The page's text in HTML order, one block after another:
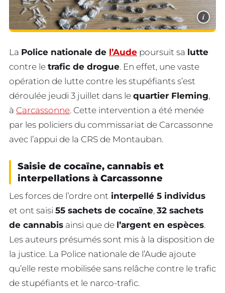
i
La Police nationale de l’Aude poursuit sa lutte
contre le trafic de drogue. En effet, une vaste
opération de lutte contre les stupéfiants s’est
déroulée jeudi 3 juillet dans le quartier Fleming,
à Carcassonne. Cette intervention a été menée
par les policiers du commissariat de Carcassonne
avec l’appui de la CRS de Montauban.
Saisie de cocaïne, cannabis et
interpellations à Carcassonne
Les forces de l’ordre ont interpellé 5 individus
et ont saisi 55 sachets de cocaïne, 32 sachets
de cannabis ainsi que de l’argent en espèces.
Les auteurs présumés sont mis à la disposition de
la justice. La Police nationale de l’Aude ajoute
qu’elle reste mobilisée sans relâche contre le trafic
de stupéfiants et le narco-trafic.